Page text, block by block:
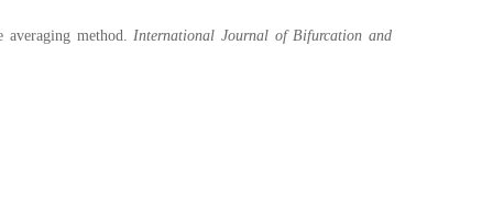
averaging method.International Journal of Bifurcation and